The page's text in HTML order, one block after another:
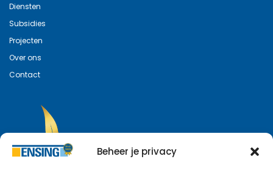
Beheer je privacy
Diensten
Subsidies
Projecten
Over ons
Contact